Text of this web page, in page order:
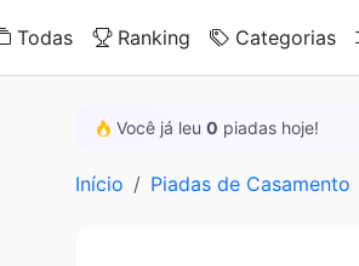
Todas Ranking Categorias
Você já leu 0 piadas hoje!
Início Piadas de Casamento